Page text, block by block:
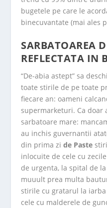
bugetele pe care le
binecuvantate (mai ales
SARBATOAREA
REFLECTATA IN
“De-abia astept” sa
toate stirile de pe toate
fiecare an: oameni
supermarketuri. Ca doar
sarbatoare mare:
au inchis guvernantii
din prima zi de Paste
inlocuite de cele cu
de urgenta, la spital de
muuult prea multa
stirile cu gratarul la
cele cu malderele de